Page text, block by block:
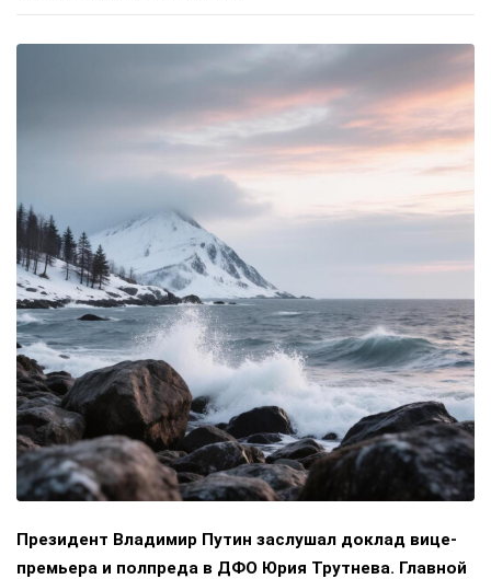
Президент Владимир Путин заслушал доклад вице-
премьера и полпреда в ДФО Юрия Трутнева. Главной